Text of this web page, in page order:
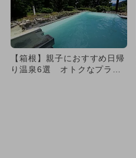
【箱根】親子におすすめ日帰
り温泉6選 オトクなプラン